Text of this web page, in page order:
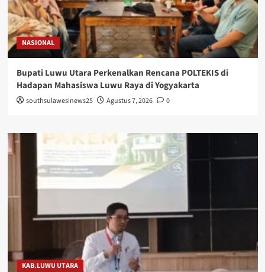
NASIONAL
Bupati Luwu Utara Perkenalkan Rencana POLTEKIS di
Hadapan Mahasiswa Luwu Raya di Yogyakarta
southsulawesinews25 Agustus 7, 2026 0
KAB.LUWU UTARA